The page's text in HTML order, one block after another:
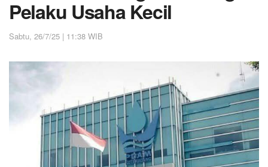
Pelaku Usaha Kecil
Sabtu, 26/7/25 | 11:38 WIB